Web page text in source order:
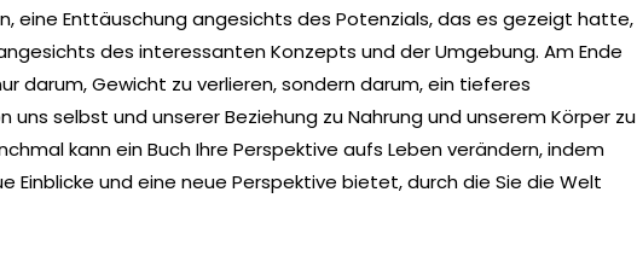
eine Enttäuschung angesichts des Potenzials, das es gezeigt hatte,
des interessanten Konzepts und der Umgebung. Am Ende
darum, Gewicht zu verlieren, sondern darum, ein tieferes
uns selbst und unserer Beziehung zu Nahrung und unserem Körper zu
kann ein Buch Ihre Perspektive aufs Leben verändern, indem
Einblicke und eine neue Perspektive bietet, durch die Sie die Welt